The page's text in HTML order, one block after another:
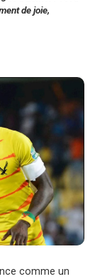
de joie,
comme un